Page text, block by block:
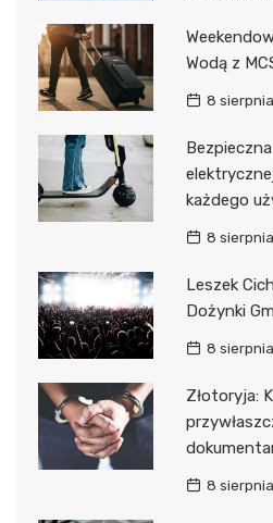
Wodą z
8
każdego
8
Leszek
Dożynki
8
Złotoryja:
8